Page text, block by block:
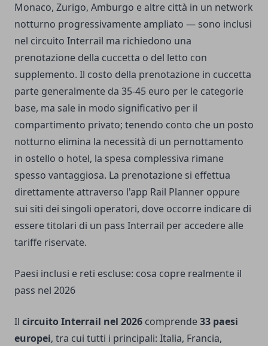
Monaco, Zurigo, Amburgo e altre città in un network
notturno progressivamente ampliato — sono inclusi
nel circuito Interrail ma richiedono una
prenotazione della cuccetta o del letto con
supplemento. Il costo della prenotazione in cuccetta
parte generalmente da 35-45 euro per le categorie
base, ma sale in modo significativo per il
compartimento privato; tenendo conto che un posto
notturno elimina la necessità di un pernottamento
in ostello o hotel, la spesa complessiva rimane
spesso vantaggiosa. La prenotazione si effettua
direttamente attraverso l'app Rail Planner oppure
sui siti dei singoli operatori, dove occorre indicare di
essere titolari di un pass Interrail per accedere alle
tariffe riservate.
Paesi inclusi e reti escluse: cosa copre realmente il
pass nel 2026
Il circuito Interrail nel 2026 comprende33 paesi
europei, tra cui tutti i principali: Italia, Francia,